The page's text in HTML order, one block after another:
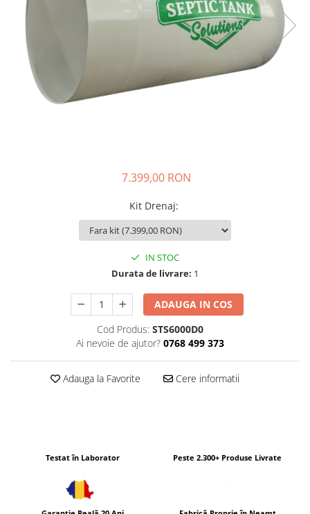
7.399,00 RON
Kit Drenaj:
IN STOC
Durata de livrare: 1
ADAUGA IN COS
Cod Produs: STS6000D0
Ai nevoie de ajutor? 0768 499 373
Adauga la Favorite Cere informatii
Testat în Laborator Peste 2.300+ Produse Livrate